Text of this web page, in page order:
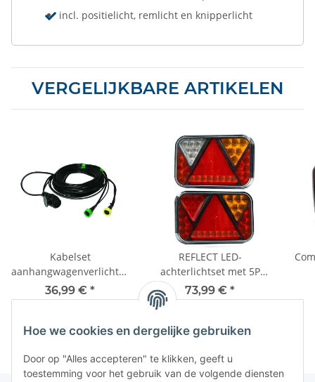
Hoe we cookies en dergelijke gebruiken
Door op "Alles accepteren" te klikken, geeft u
toestemming voor het gebruik van de volgende diensten
incl. positielicht, remlicht en knipperlicht
VERGELIJKBARE ARTIKELEN
Kabelset
aanhangwagenverlichting
- 8 m - 13-polig - 5P
bajonet - uitgang
36,99 € *
REFLECT LED-
achterlichtset met 5P
bajonetsluiting voor
vrachtwagen of
BUS-versie
73,99 € *